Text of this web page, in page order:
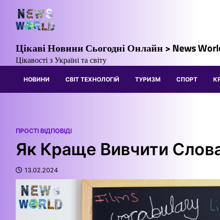
вмісту
Цікаві Новини Сьогодні Онлайн > News
Цікавості з Україні та світу
НОВИНИ СВІТ ТЕХНОЛОГІЙ ТУРИЗМ СПОРТ
ПРОСТІ ВІДПОВІДІ
Як Краще Вивчити
13.02.2024